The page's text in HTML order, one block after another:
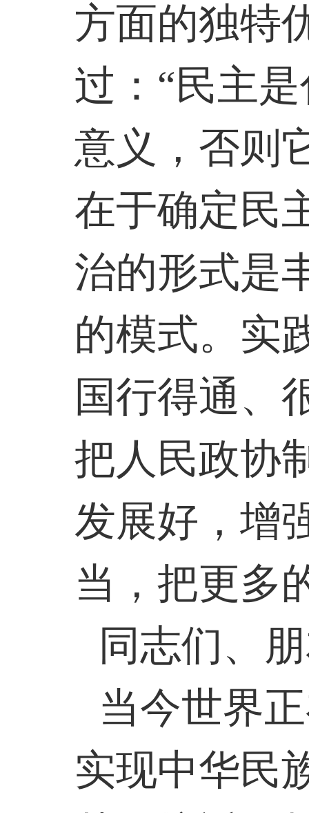
方面的独特
过：“民主
意义，否则
在于确定民
治的形式是
的模式。实
国行得通、
把人民政协
发展好，增
当，把更多
同志们、
当今世界
实现中华民